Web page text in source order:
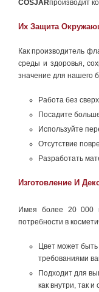
COSJARпроизводит
Их Защита
Как производитель
среды и здоровья,
значение для нашего
Работа без
Посадите
Используйте
Отсутствие
Разработать
Изготовление И
Имея более 20 000
потребности в
Цвет может быть
требованиями
Подходит для
как внутри, так и